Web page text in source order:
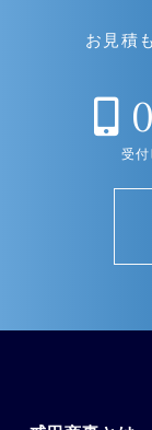
お見積
受